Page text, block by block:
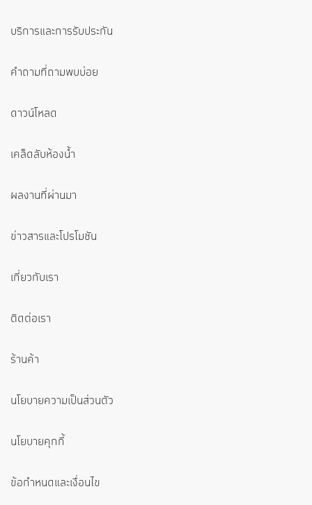
บริการและการรับประกัน
คำถามที่ถามพบบ่อย
ดาวน์โหลด
เคล็ดลับห้องน้ำ
ผลงานที่ผ่านมา
ข่าวสารและโปรโมชัน
เกี่ยวกับเรา
ติดต่อเรา
ร้านค้า
นโยบายความเป็นส่วนตัว
นโยบายคุกกี้
ข้อกำหนดและเงื่อนไข